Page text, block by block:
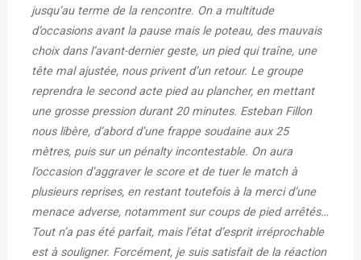
jusqu’au terme de la rencontre. On a multitude
d’occasions avant la pause mais le poteau, des mauvais
choix dans l’avant-dernier geste, un pied qui traîne, une
tête mal ajustée, nous privent d’un retour. Le groupe
reprendra le second acte pied au plancher, en mettant
une grosse pression durant 20 minutes. Esteban Fillon
nous libère, d’abord d’une frappe soudaine aux 25
mètres, puis sur un pénalty incontestable. On aura
l’occasion d’aggraver le score et de tuer le match à
plusieurs reprises, en restant toutefois à la merci d’une
menace adverse, notamment sur coups de pied arrêtés…
Tout n’a pas été parfait, mais l’état d’esprit irréprochable
est à souligner. Forcément, je suis satisfait de la réaction